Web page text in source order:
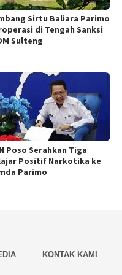
Sirtu Baliara Parimo
di Tengah Sanksi
Sulteng
Poso Serahkan Tiga
Positif Narkotika ke
Parimo
KONTAK KAMI